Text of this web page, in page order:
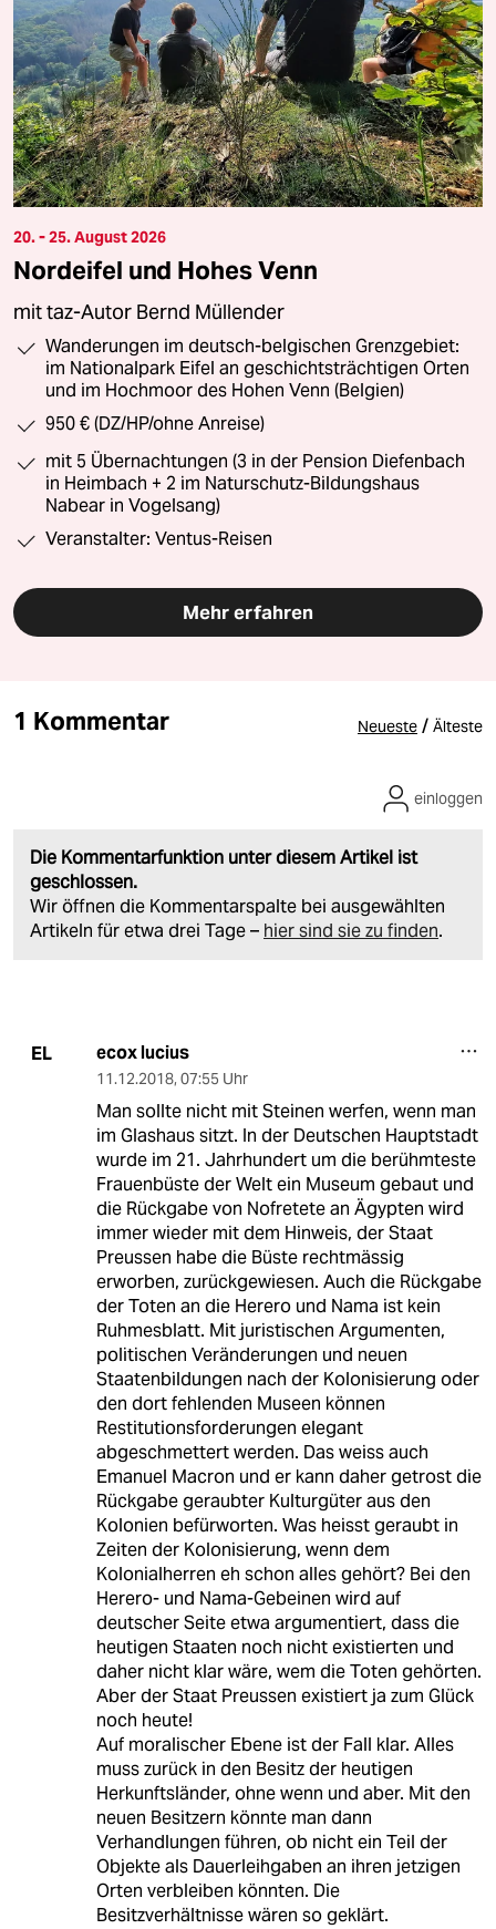
20. - 25. August 2026
Nordeifel und Hohes Venn
mit taz-Autor Bernd Müllender
Wanderungen im deutsch-belgischen Grenzgebiet:
im Nationalpark Eifel an geschichtsträchtigen Orten
und im Hochmoor des Hohen Venn (Belgien)
950 € (DZ/HP/ohne Anreise)
mit 5 Übernachtungen (3 in der Pension Diefenbach
in Heimbach + 2 im Naturschutz-Bildungshaus
Nabear in Vogelsang)
Veranstalter: Ventus-Reisen
Mehr erfahren
1 Kommentar Neueste / Älteste
Die Kommentarfunktion unter diesem Artikel ist
geschlossen.
Wir öffnen die Kommentarspalte bei ausgewählten
Artikeln für etwa drei Tage – hier sind sie zu finden.
einloggen
EL ecox lucius
11.12.2018, 07:55 Uhr
Man sollte nicht mit Steinen werfen, wenn man
im Glashaus sitzt. In der Deutschen Hauptstadt
wurde im 21. Jahrhundert um die berühmteste
Frauenbüste der Welt ein Museum gebaut und
die Rückgabe von Nofretete an Ägypten wird
immer wieder mit dem Hinweis, der Staat
Preussen habe die Büste rechtmässig
erworben, zurückgewiesen. Auch die Rückgabe
der Toten an die Herero und Nama ist kein
Ruhmesblatt. Mit juristischen Argumenten,
politischen Veränderungen und neuen
Staatenbildungen nach der Kolonisierung oder
den dort fehlenden Museen können
Restitutionsforderungen elegant
abgeschmettert werden. Das weiss auch
Emanuel Macron und er kann daher getrost die
Rückgabe geraubter Kulturgüter aus den
Kolonien befürworten. Was heisst geraubt in
Zeiten der Kolonisierung, wenn dem
Kolonialherren eh schon alles gehört? Bei den
Herero- und Nama-Gebeinen wird auf
deutscher Seite etwa argumentiert, dass die
heutigen Staaten noch nicht existierten und
daher nicht klar wäre, wem die Toten gehörten.
Aber der Staat Preussen existiert ja zum Glück
noch heute!
Auf moralischer Ebene ist der Fall klar. Alles
muss zurück in den Besitz der heutigen
Herkunftsländer, ohne wenn und aber. Mit den
neuen Besitzern könnte man dann
Verhandlungen führen, ob nicht ein Teil der
Objekte als Dauerleihgaben an ihren jetzigen
Orten verbleiben könnten. Die
Besitzverhältnisse wären so geklärt.